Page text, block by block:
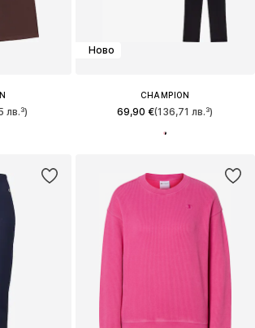
лв.³)
Ново
CHAMPION
69,90 €(136,71 лв.³)